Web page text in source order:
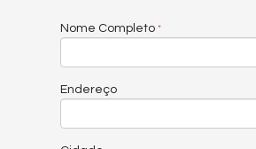
Nome Completo
Endereço